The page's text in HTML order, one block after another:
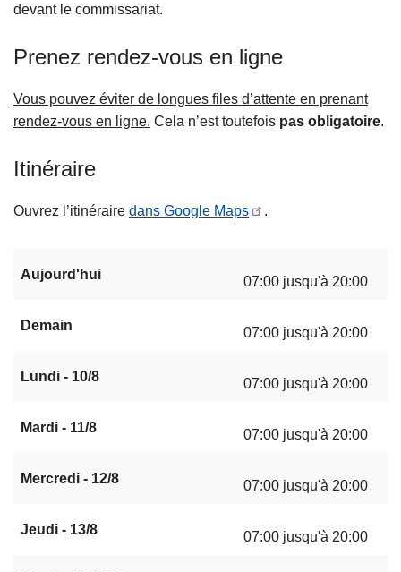
devant le commissariat.
Prenez rendez-vous en ligne
Vous pouvez éviter de longues files d’attente en prenant
rendez-vous en ligne. Cela n’est toutefois pas obligatoire.
Itinéraire
Ouvrez l’itinéraire dans Google Maps .
Aujourd'hui 07:00 jusqu'à 20:00
Demain 07:00 jusqu'à 20:00
Lundi - 10/8 07:00 jusqu'à 20:00
Mardi - 11/8 07:00 jusqu'à 20:00
Mercredi - 12/8 07:00 jusqu'à 20:00
Jeudi - 13/8 07:00 jusqu'à 20:00